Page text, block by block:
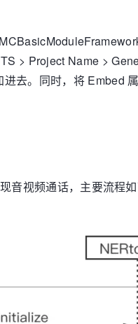
> Project Name >
去。同时，将 Embed
音视频通话，主要流程